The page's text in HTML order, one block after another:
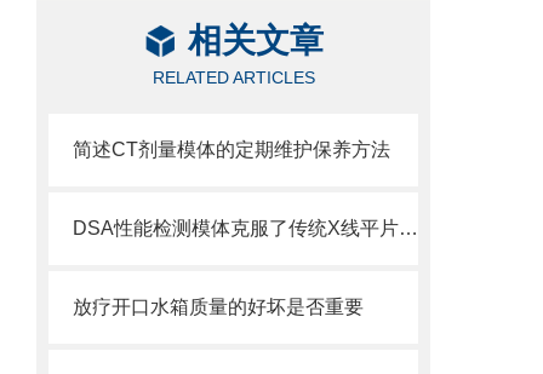
相关文章
RELATED ARTICLES
简述CT剂量模体的定期维护保养方法
DSA性能检测模体克服了传统X线平片影像重叠
放疗开口水箱质量的好坏是否重要